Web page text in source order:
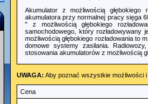
Akumulator z możliwością głębokiego
akumulatora przy normalnej pracy sięga
" z możliwością głębokiego
samochodowego, który
możliwością głębokiego rozładowania to
domowe systemy zasilania.
stosowania akumulatorów z możliwością
UWAGA: Aby poznać wszystkie możliwości
Cena